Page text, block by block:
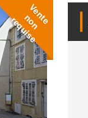
V
e
n
t
e
n
o
n
r
e
q
u
i
s
e